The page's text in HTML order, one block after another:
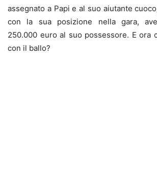
assegnato a Papi e al suo aiutante
con la sua posizione nella gara,
250.000 euro al suo possessore. E ora
con il ballo?